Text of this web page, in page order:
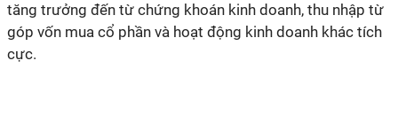
tăng trưởng đến từ chứng khoán kinh doanh, thu nhập từ
góp vốn mua cổ phần và hoạt động kinh doanh khác tích
cực.